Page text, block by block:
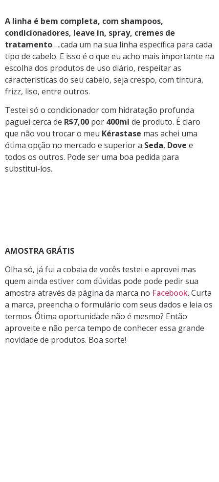
A linha é bem completa, com shampoos,
condicionadores, leave in, spray, cremes de
tratamento…..cada um na sua linha específica para cada
tipo de cabelo. E isso é o que eu acho mais importante na
escolha dos produtos de uso diário, respeitar as
características do seu cabelo, seja crespo, com tintura,
frizz, liso, entre outros.
Testei só o condicionador com hidratação profunda
paguei cerca de R$7,00 por 400ml de produto. É claro
que não vou trocar o meu Kérastase mas achei uma
ótima opção no mercado e superior a Seda, Dove e
todos os outros. Pode ser uma boa pedida para
substituí-los.
AMOSTRA GRÁTIS
Olha só, já fui a cobaia de vocês testei e aprovei mas
quem ainda estiver com dúvidas pode pode pedir sua
amostra através da página da marca no Facebook. Curta
a marca, preencha o formulário com seus dados e leia os
termos. Ótima oportunidade não é mesmo? Então
aproveite e não perca tempo de conhecer essa grande
novidade de produtos. Boa sorte!